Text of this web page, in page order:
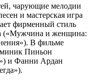
чарующие мелодии
и мастерская игра
фирменный стиль
(«Мужчина и женщина:
В фильме
Пиньон
и Фанни Ардан